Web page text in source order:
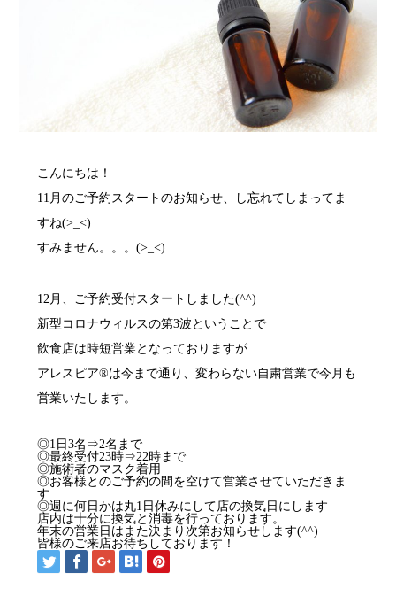
こんにちは！
11月のご予約スタートのお知らせ、し忘れてしまってま
すね(>_<)
すみません。。。(>_<)
12月、ご予約受付スタートしました(^^)
新型コロナウィルスの第3波ということで
飲食店は時短営業となっておりますが
アレスピア®は今まで通り、変わらない自粛営業で今月も
営業いたします。
◎1日3名⇒2名まで
◎最終受付23時⇒22時まで
◎施術者のマスク着用
◎お客様とのご予約の間を空けて営業させていただきま
す
◎週に何日かは丸1日休みにして店の換気日にします
店内は十分に換気と消毒を行っております。
年末の営業日はまた決まり次第お知らせします(^^)
皆様のご来店お待ちしております！